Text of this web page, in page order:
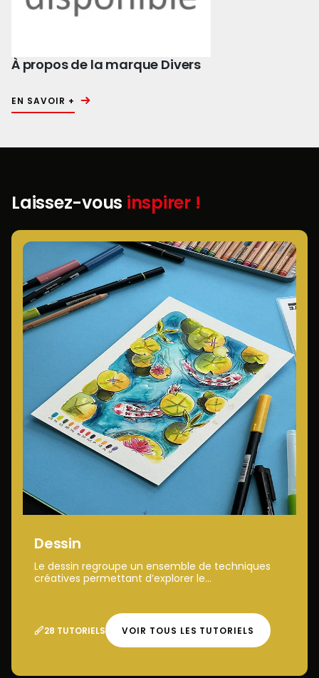
À propos de la marque Divers
EN SAVOIR +
Laissez-vous inspirer !
Dessin
Le dessin regroupe un ensemble de techniques
créatives permettant d’explorer le...
28 TUTORIELS VOIR TOUS LES TUTORIELS